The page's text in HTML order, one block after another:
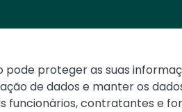
pode proteger as suas
de dados e manter os
funcionários, contratantes e